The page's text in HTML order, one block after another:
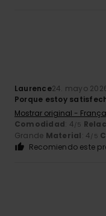
Laurence24. mayo
Porque estoy
Mostrar original -
Comodidad: 4/5
Grande Material: 4/5
Recomiendo este